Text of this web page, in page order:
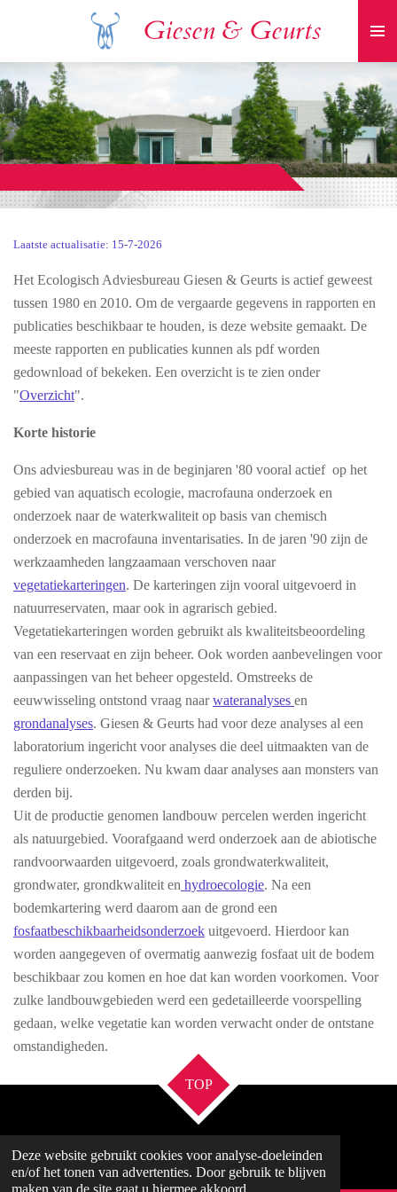
Deze website gebruikt cookies voor analyse-doeleinden
en/of het tonen van advertenties. Door gebruik te blijven
naar
de
hoofdinhoud
Giesen & Geurts
Laatste actualisatie: 15-7-2026
Het Ecologisch Adviesbureau Giesen & Geurts is actief geweest
tussen 1980 en 2010. Om de vergaarde gegevens in rapporten en
publicaties beschikbaar te houden, is deze website gemaakt. De
meeste rapporten en publicaties kunnen als pdf worden
gedownload of bekeken. Een overzicht is te zien onder
"Overzicht".
Korte historie
Ons adviesbureau was in de beginjaren '80 vooral actief op het
gebied van aquatisch ecologie, macrofauna onderzoek en
onderzoek naar de waterkwaliteit op basis van chemisch
onderzoek en macrofauna inventarisaties. In de jaren '90 zijn de
werkzaamheden langzaamaan verschoven naar
vegetatiekarteringen. De karteringen zijn vooral uitgevoerd in
natuurreservaten, maar ook in agrarisch gebied.
Vegetatiekarteringen worden gebruikt als kwaliteitsbeoordeling
van een reservaat en zijn beheer. Ook worden aanbevelingen voor
aanpassingen van het beheer opgesteld. Omstreeks de
eeuwwisseling ontstond vraag naarwateranalyses en
grondanalyses. Giesen & Geurts had voor deze analyses al een
laboratorium ingericht voor analyses die deel uitmaakten van de
reguliere onderzoeken. Nu kwam daar analyses aan monsters van
derden bij.
Uit de productie genomen landbouw percelen werden ingericht
als natuurgebied. Voorafgaand werd onderzoek aan de abiotische
randvoorwaarden uitgevoerd, zoals grondwaterkwaliteit,
grondwater, grondkwaliteit en hydroecologie. Na een
bodemkartering werd daarom aan de grond een
fosfaatbeschikbaarheidsonderzoek uitgevoerd. Hierdoor kan
worden aangegeven of overmatig aanwezig fosfaat uit de bodem
beschikbaar zou komen en hoe dat kan worden voorkomen. Voor
zulke landbouwgebieden werd een gedetailleerde voorspelling
gedaan, welke vegetatie kan worden verwacht onder de ontstane
omstandigheden.
TOP
Powered byJouwWeb